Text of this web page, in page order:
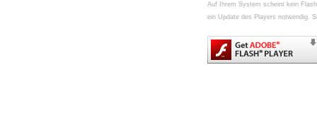
Auf Ihrem System scheint kein
ein Update des Players notwendig.